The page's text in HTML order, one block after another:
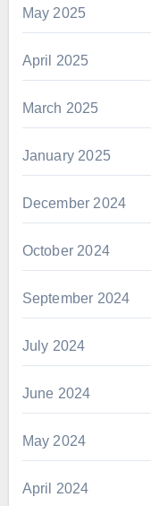
May 2025
April 2025
March 2025
January 2025
December 2024
October 2024
September 2024
July 2024
June 2024
May 2024
April 2024